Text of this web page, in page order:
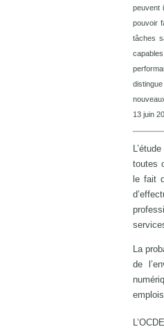
peuvent
pouvoir
tâches
13 juin
toutes
le fait
La
de